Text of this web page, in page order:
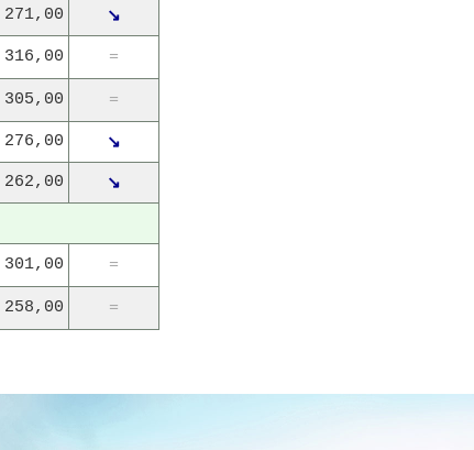
271,00 ↘
316,00 =
305,00 =
276,00 ↘
262,00 ↘
301,00 =
258,00 =